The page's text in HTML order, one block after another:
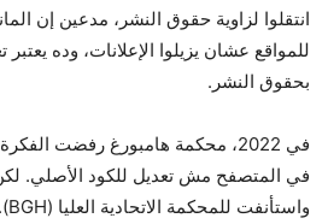
للمواقع عشان يزيلوا الإعلانات، وده
بحقوق النشر.
في 2022، محكمة هامبورغ رفضت
في المتصفح مش تعديل للكود الأصلي.